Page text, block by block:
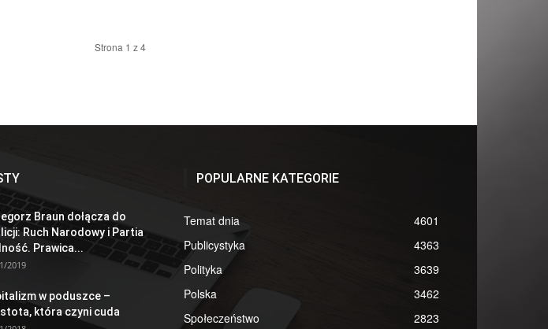
Strona 1 z 4
Braun dołącza do
Ruch Narodowy i Partia
Prawica...
2019
w poduszce –
która czyni cuda
POPULARNE KATEGORIE
Temat dnia
4601
Publicystyka
4363
Polityka
3639
Polska
3462
Społeczeństwo
2823